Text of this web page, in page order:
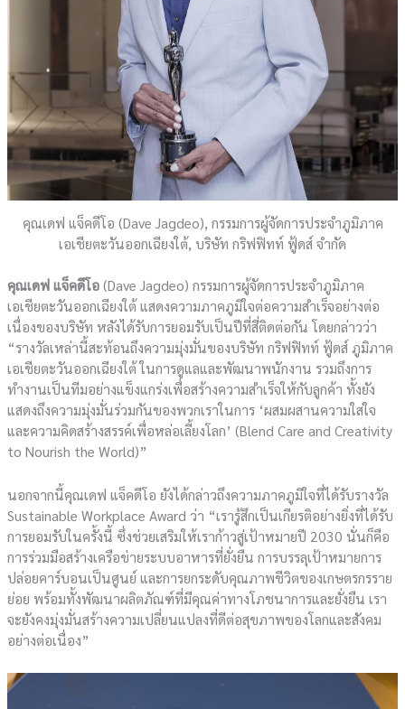
คุณเดฟ แจ็คดีโอ (Dave Jagdeo), กรรมการผู้จัดการประจำภูมิภาค
เอเชียตะวันออกเฉียงใต้, บริษัท กริฟฟิทท์ ฟู้ดส์ จำกัด
คุณเดฟ แจ็คดีโอ(Dave Jagdeo) กรรมการผู้จัดการประจำภูมิภาค
เอเชียตะวันออกเฉียงใต้ แสดงความภาคภูมิใจต่อความสำเร็จอย่างต่อ
เนื่องของบริษัท หลังได้รับการยอมรับเป็นปีที่สี่ติดต่อกัน โดยกล่าวว่า
“รางวัลเหล่านี้สะท้อนถึงความมุ่งมั่นของบริษัท กริฟฟิทท์ ฟู้ดส์ ภูมิภาค
เอเชียตะวันออกเฉียงใต้ ในการดูแลและพัฒนาพนักงาน รวมถึงการ
ทำงานเป็นทีมอย่างแข็งแกร่งเพื่อสร้างความสำเร็จให้กับลูกค้า ทั้งยัง
แสดงถึงความมุ่งมั่นร่วมกันของพวกเราในการ ‘ผสมผสานความใส่ใจ
และความคิดสร้างสรรค์เพื่อหล่อเลี้ยงโลก’ (Blend Care and Creativity
to Nourish the World)”
นอกจากนี้คุณเดฟ แจ็คดีโอ ยังได้กล่าวถึงความภาคภูมิใจที่ได้รับรางวัล
Sustainable Workplace Award ว่า “เรารู้สึกเป็นเกียรติอย่างยิ่งที่ได้รับ
การยอมรับในครั้งนี้ ซึ่งช่วยเสริมให้เราก้าวสู่เป้าหมายปี 2030 นั่นก็คือ
การร่วมมือสร้างเครือข่ายระบบอาหารที่ยั่งยืน การบรรลุเป้าหมายการ
ปล่อยคาร์บอนเป็นศูนย์ และการยกระดับคุณภาพชีวิตของเกษตรกรราย
ย่อย พร้อมทั้งพัฒนาผลิตภัณฑ์ที่มีคุณค่าทางโภชนาการและยั่งยืน เรา
จะยังคงมุ่งมั่นสร้างความเปลี่ยนแปลงที่ดีต่อสุขภาพของโลกและสังคม
อย่างต่อเนื่อง”